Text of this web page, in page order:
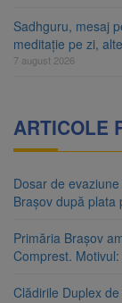
Sadhguru, mesaj
meditație pe zi,
7 august 2026
ARTICOLE
Dosar de
Brașov după plata
Primăria Brașov
Comprest.
Clădirile Duplex